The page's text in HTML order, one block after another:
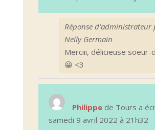
Réponse d’administrateur
Nelly Germain
Merciii, délicieuse soeur-
😀 <3
Philippe de Tours a
samedi 9 avril 2022 à 21h32